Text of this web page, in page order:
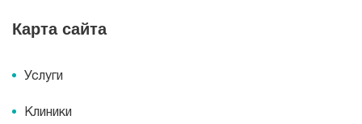
Карта сайта
Услуги
Клиники